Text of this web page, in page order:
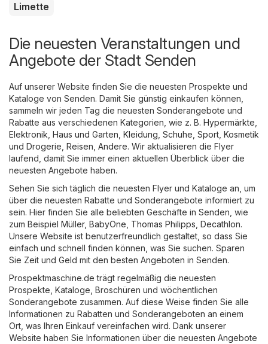
Limette
Die neuesten Veranstaltungen und
Angebote der Stadt Senden
Auf unserer Website finden Sie die neuesten Prospekte und
Kataloge von Senden. Damit Sie günstig einkaufen können,
sammeln wir jeden Tag die neuesten Sonderangebote und
Rabatte aus verschiedenen Kategorien, wie z. B. Hypermärkte
Elektronik Haus und Garten Kleidung, Schuhe, Sport Kosmetik
und Drogerie Reisen Andere. Wir aktualisieren die Flyer
laufend, damit Sie immer einen aktuellen Überblick über die
neuesten Angebote haben.
Sehen Sie sich täglich die neuesten Flyer und Kataloge an, um
über die neuesten Rabatte und Sonderangebote informiert zu
sein. Hier finden Sie alle beliebten Geschäfte in Senden, wie
zum Beispiel Müller, BabyOne Thomas Philipps Decathlon.
Unsere Website ist benutzerfreundlich gestaltet, so dass Sie
einfach und schnell finden können, was Sie suchen. Sparen
Sie Zeit und Geld mit den besten Angeboten in Senden.
Prospektmaschine.de trägt regelmäßig die neuesten
Prospekte, Kataloge, Broschüren und wöchentlichen
Sonderangebote zusammen. Auf diese Weise finden Sie alle
Informationen zu Rabatten und Sonderangeboten an einem
Ort, was Ihren Einkauf vereinfachen wird. Dank unserer
Website haben Sie Informationen über die neuesten Angebote